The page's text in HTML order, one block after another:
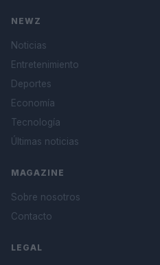
NEWZ
Noticias
Entretenimiento
Deportes
Economía
Tecnología
Últimas noticias
MAGAZINE
Sobre nosotros
Contacto
LEGAL